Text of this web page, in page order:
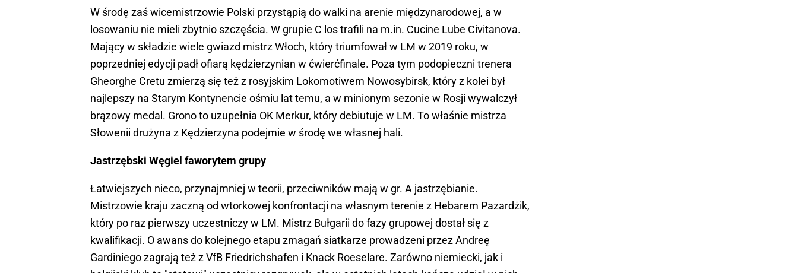
W środę zaś wicemistrzowie Polski przystąpią do walki na arenie międzynarodowej, a w
losowaniu nie mieli zbytnio szczęścia. W grupie C los trafili na m.in. Cucine Lube Civitanova.
Mający w składzie wiele gwiazd mistrz Włoch, który triumfował w LM w 2019 roku, w
poprzedniej edycji padł ofiarą kędzierzynian w ćwierćfinale. Poza tym podopieczni trenera
Gheorghe Cretu zmierzą się też z rosyjskim Lokomotiwem Nowosybirsk, który z kolei był
najlepszy na Starym Kontynencie ośmiu lat temu, a w minionym sezonie w Rosji wywalczył
brązowy medal. Grono to uzupełnia OK Merkur, który debiutuje w LM. To właśnie mistrza
Słowenii drużyna z Kędzierzyna podejmie w środę we własnej hali.
Jastrzębski Węgiel faworytem grupy
Łatwiejszych nieco, przynajmniej w teorii, przeciwników mają w gr. A jastrzębianie.
Mistrzowie kraju zaczną od wtorkowej konfrontacji na własnym terenie z Hebarem Pazardżik,
który po raz pierwszy uczestniczy w LM. Mistrz Bułgarii do fazy grupowej dostał się z
kwalifikacji. O awans do kolejnego etapu zmagań siatkarze prowadzeni przez Andreę
Gardiniego zagrają też z VfB Friedrichshafen i Knack Roeselare. Zarówno niemiecki, jak i